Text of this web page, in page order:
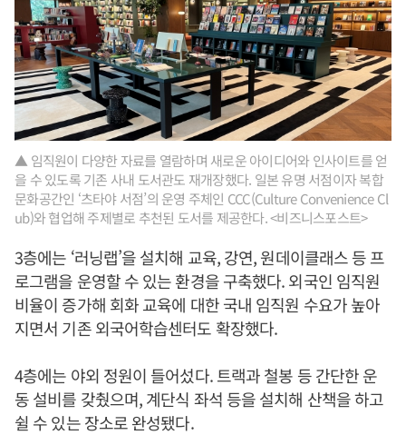
▲ 임직원이 다양한 자료를 열람하며 새로운 아이디어와 인사이트를 얻
을 수 있도록 기존 사내 도서관도 재개장했다. 일본 유명 서점이자 복합
문화공간인 ‘츠타야 서점’의 운영 주체인 CCC(Culture Convenience Cl
ub)와 협업해 주제별로 추천된 도서를 제공한다. <비즈니스포스트>
3층에는 ‘러닝랩’을 설치해 교육, 강연, 원데이클래스 등 프
로그램을 운영할 수 있는 환경을 구축했다. 외국인 임직원
비율이 증가해 회화 교육에 대한 국내 임직원 수요가 높아
지면서 기존 외국어학습센터도 확장했다.
4층에는 야외 정원이 들어섰다. 트랙과 철봉 등 간단한 운
동 설비를 갖췄으며, 계단식 좌석 등을 설치해 산책을 하고
쉴 수 있는 장소로 완성됐다.